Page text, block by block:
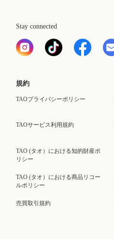
Stay connected
規約
TAOプライバシーポリシー
TAOサービス利用規約
TAO (タオ）における知的財産ポ
リシー
TAO (タオ）における商品リコー
ルポリシー
売買取引規約